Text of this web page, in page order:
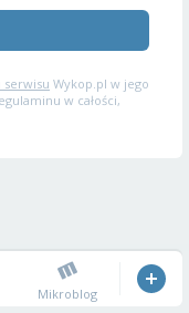
serwisu Wykop.pl w jego
w całości,
Mikroblog